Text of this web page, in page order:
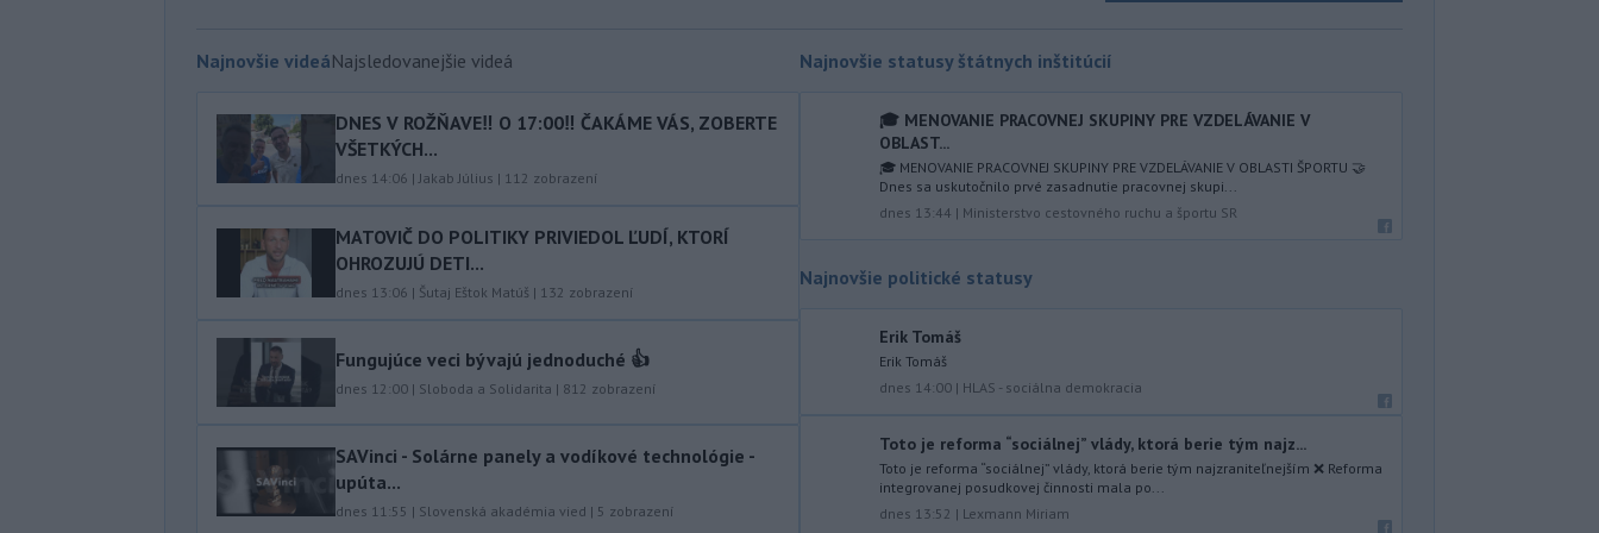
- Aj štvrtok bude na Slovensku
južnom
Slovensku a niektoré okresy v
strede a na východe krajiny vydal
Slovenský hydrometeorologický ústav
(SHMÚ) výstrahy tretieho stupňa pred
vysokými teplotami.
percenta ľudí vo veku 16 rokov a
únie (EÚ) denne užívalo tabak a s ním
súvisiace výrobky.
súvislosti s
kontroverzným plánom predať
podiely na budúcich ziskoch z
Najnovšie videáNajsledovanejšie videá
DNES V ROŽŇAVE‼️ O 17:00‼️ ČAKÁME VÁS, ZOBERTE
VŠETKÝCH...
dnes 14:06 |Jakab Július | 112 zobrazení
MATOVIČ DO POLITIKY PRIVIEDOL ĽUDÍ, KTORÍ
OHROZUJÚ DETI...
dnes 13:06 | Šutaj Eštok Matúš | 132 zobrazení
Fungujúce veci bývajú jednoduché 👍
dnes 12:00 | Sloboda a Solidarita | 812 zobrazení
SAVinci - Solárne panely a vodíkové technológie -
upúta...
dnes 11:55 | Slovenská akadémia vied | 5 zobrazení
Najnovšie statusy štátnych inštitúcií
🎓 MENOVANIE PRACOVNEJ SKUPINY PRE VZDELÁVANIE V
OBLAST...
🎓 MENOVANIE PRACOVNEJ SKUPINY PRE VZDELÁVANIE V OBLASTI ŠPORTU 🤝
Dnes sa uskutočnilo prvé zasadnutie pracovnej skupi...
dnes 13:44 | Ministerstvo cestovného ruchu a športu SR
Najnovšie politické statusy
Erik Tomáš
Erik Tomáš
dnes 14:00 | HLAS - sociálna demokracia
Toto je reforma “sociálnej” vlády, ktorá berie tým najz...
Toto je reforma “sociálnej” vlády, ktorá berie tým najzraniteľnejším ❌ Reforma
integrovanej posudkovej činnosti mala po...
dnes 13:52 | Lexmann Miriam